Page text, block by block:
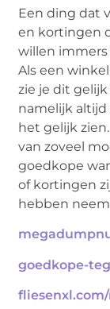
Een ding dat
en kortingen
willen
Als een
zie je dit
namelijk
het gelijk
van zoveel
goedkope
of kortingen
hebben
goedkope-